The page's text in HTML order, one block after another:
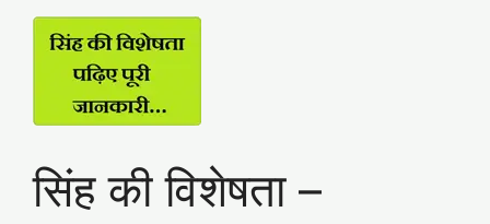
सिंह की विशेषता –